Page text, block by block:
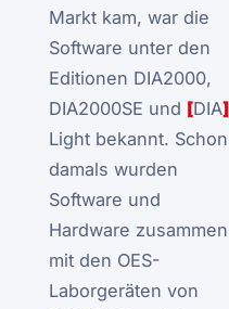
Markt kam, war die
Software unter den
Editionen DIA2000,
DIA2000SE und [DIA]
Light bekannt. Schon
damals wurden
Software und
Hardware zusammen
mit den OES-
Laborgeräten von